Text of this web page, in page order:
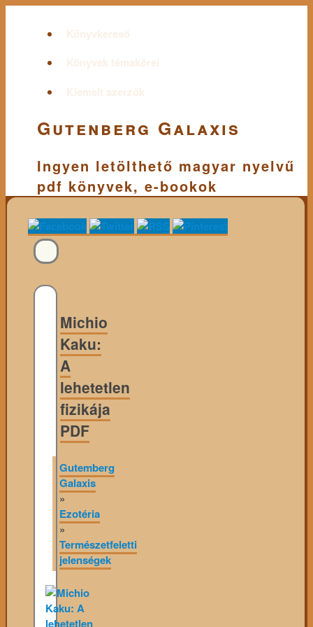
Könyvkereső
Könyvek témakörei
Kiemelt szerzők
Gutenberg Galaxis
Ingyen letölthető magyar nyelvű
pdf könyvek, e-bookok
Michio
Kaku:
A
lehetetlen
fizikája
PDF
Gutemberg
Galaxis
»
Ezotéria
»
Természetfeletti
jelenségek